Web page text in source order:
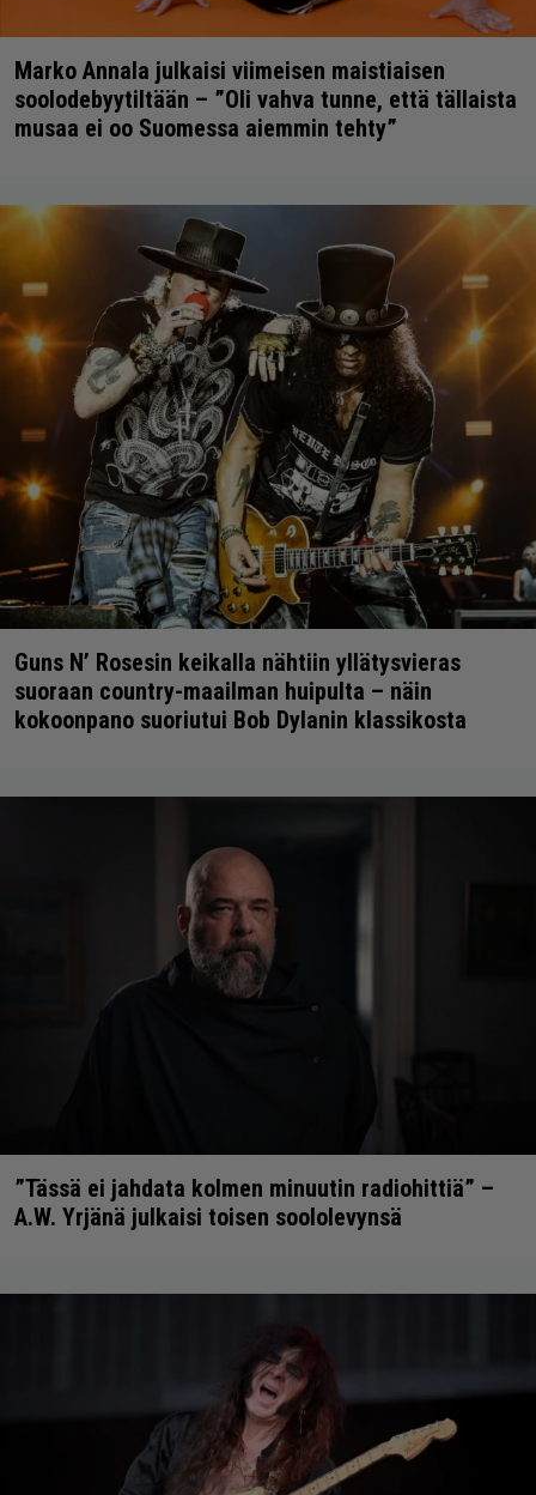
Marko Annala julkaisi viimeisen maistiaisen
soolodebyytiltään – ”Oli vahva tunne, että tällaista
musaa ei oo Suomessa aiemmin tehty”
Guns N’ Rosesin keikalla nähtiin yllätysvieras
suoraan country-maailman huipulta – näin
kokoonpano suoriutui Bob Dylanin klassikosta
”Tässä ei jahdata kolmen minuutin radiohittiä” –
A.W. Yrjänä julkaisi toisen soololevynsä